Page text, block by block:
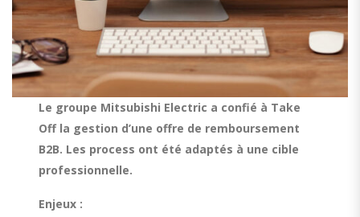
Le groupe Mitsubishi Electric a confié à Take
Off la gestion d’une offre de remboursement
B2B. Les process ont été adaptés à une cible
professionnelle.
Enjeux :